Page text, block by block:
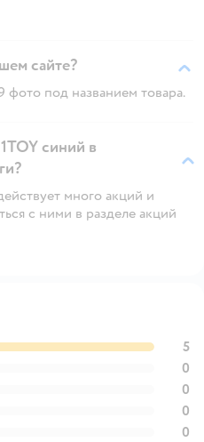
сайте?
фото под названием товара.
синий в
много акций и
с ними в разделе акций
5
0
0
0
0